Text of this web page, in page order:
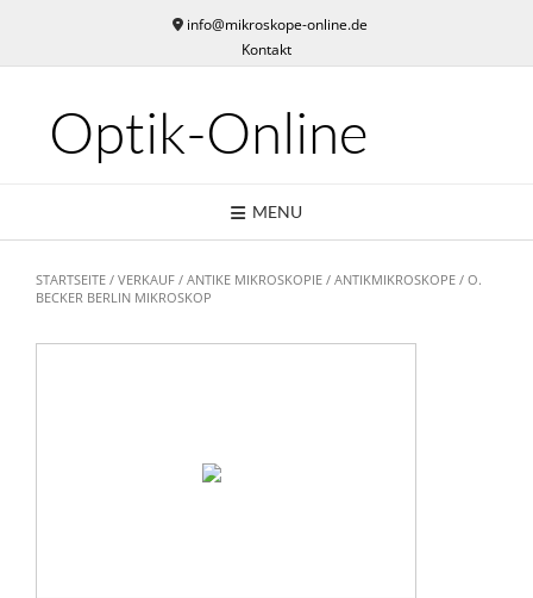
content
info@mikroskope-online.de
Kontakt
Optik-Online
MENU
STARTSEITE / VERKAUF / ANTIKE MIKROSKOPIE / ANTIKMIKROSKOPE / O.
BECKER BERLIN MIKROSKOP